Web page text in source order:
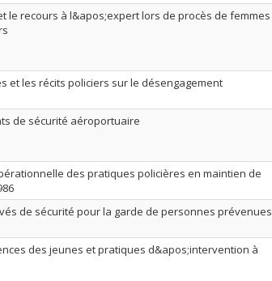
le recours à l&apos;expert lors de procès de femmes
et les récits policiers sur le désengagement
de sécurité aéroportuaire
des pratiques policières en maintien de
de sécurité pour la garde de personnes prévenues
des jeunes et pratiques d&apos;intervention à